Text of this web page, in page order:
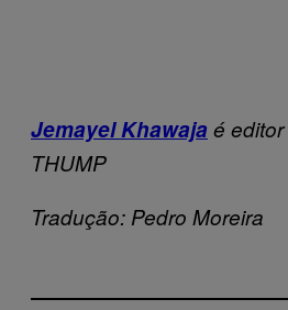
Jemayel Khawaja é
THUMP
Tradução: Pedro Moreira